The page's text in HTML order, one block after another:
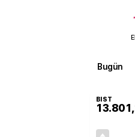
Bugün
BIST